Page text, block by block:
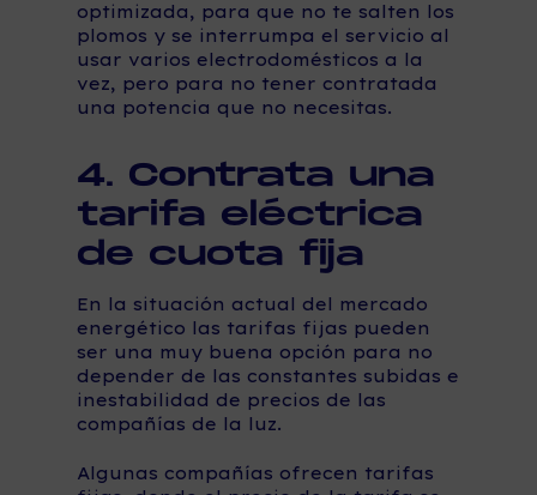
optimizada, para que no te salten los
plomos y se interrumpa el servicio al
usar varios electrodomésticos a la
vez, pero para no tener contratada
una potencia que no necesitas.
4. Contrata una
tarifa eléctrica
de cuota fija
En la situación actual del mercado
energético las tarifas fijas pueden
ser una muy buena opción para no
depender de las constantes subidas e
inestabilidad de precios de las
compañías de la luz.
Algunas compañías ofrecen tarifas